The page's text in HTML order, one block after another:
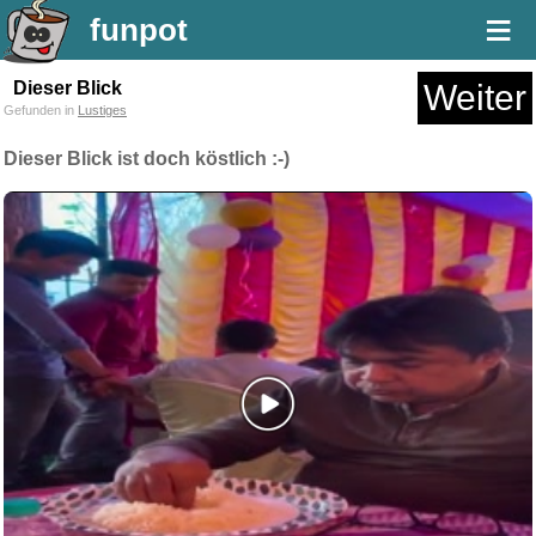
funpot ≡
Dieser Blick Weiter
Gefunden in Lustiges
Dieser Blick ist doch köstlich :-)